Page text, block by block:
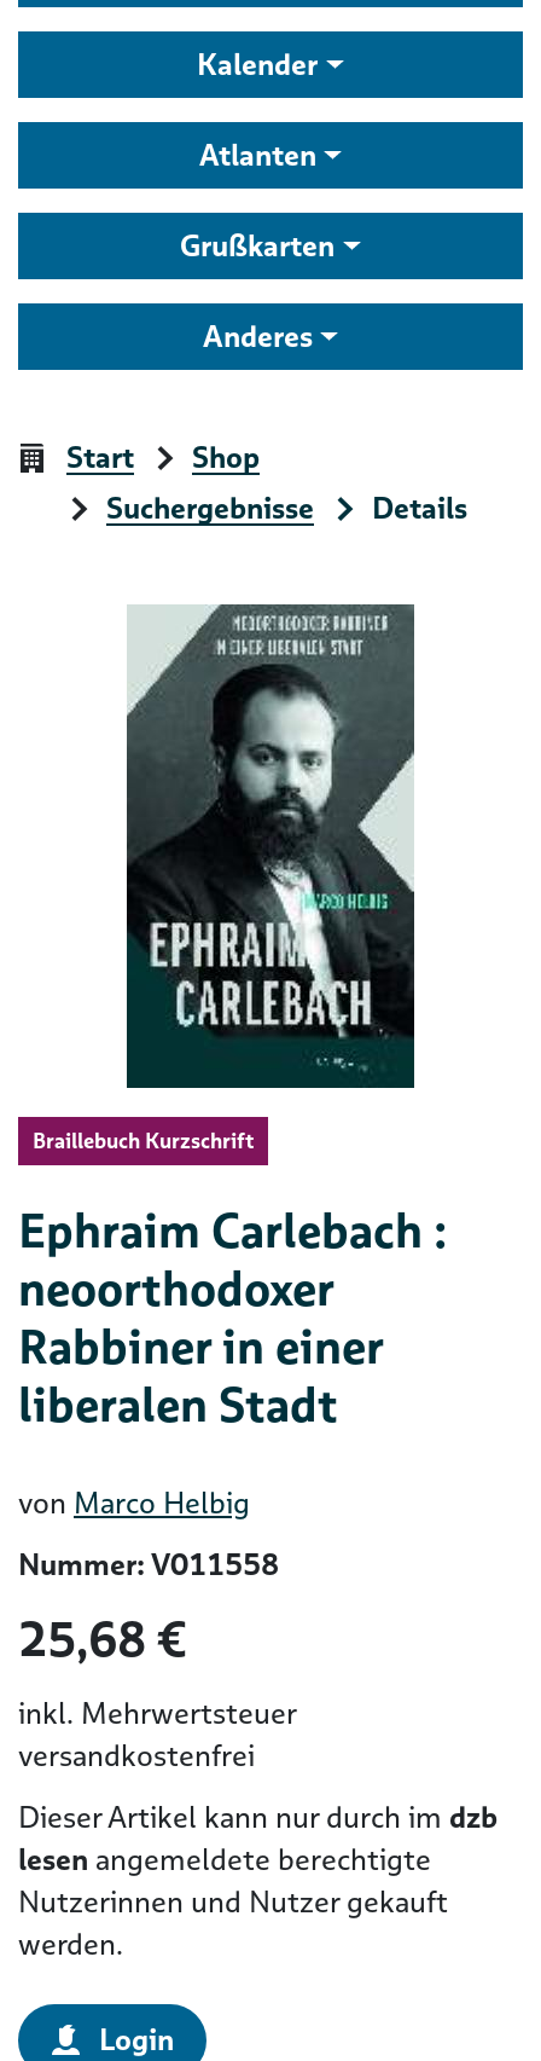
Kalender
Atlanten
Grußkarten
Anderes
Start
Shop
Suchergebnisse
Details
Braillebuch Kurzschrift
Ephraim Carlebach :
neoorthodoxer
Rabbiner in einer
liberalen Stadt
von Marco Helbig
Nummer: V011558
25,68 €
inkl. Mehrwertsteuer
versandkostenfrei
Dieser Artikel kann nur durch im dzb
lesen angemeldete berechtigte
Nutzerinnen und Nutzer gekauft
werden.
Login